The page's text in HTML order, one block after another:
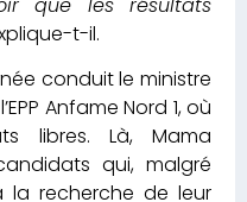
t-il.
conduit le ministre
Anfame Nord 1, où
libres. Là, Mama
qui, malgré
la recherche de leur